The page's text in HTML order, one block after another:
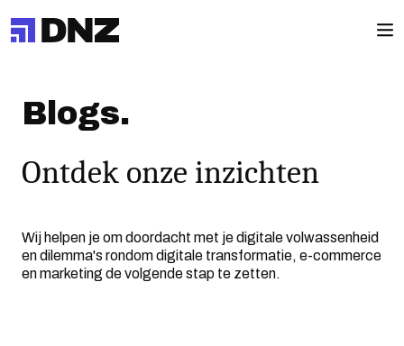
Blogs.
Ontdek onze inzichten
Wij helpen je om doordacht met je digitale volwassenheid
en dilemma's rondom digitale transformatie, e-commerce
en marketing de volgende stap te zetten.